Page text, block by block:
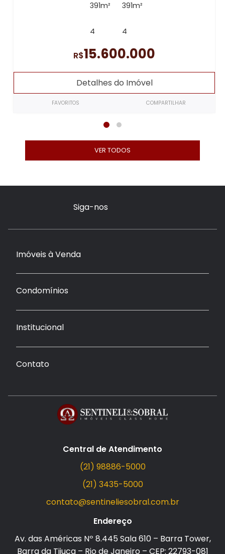
391m² 391m²
4 4
R$15.600.000
Detalhes do Imóvel
FAVORITOS COMPARTILHAR
VER TODOS
Siga-nos
Imóveis à Venda
Condomínios
Institucional
Contato
Central de Atendimento
(21) 98886-5000
(21) 3435-5000
contato@sentineliesobral.com.br
Endereço
Av. das Américas Nº 8.445 Sala 610 – Barra Tower,
Barra da Tijuca – Rio de Janeiro – CEP: 22793-081